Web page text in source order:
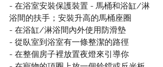
- 在浴室安裝保護裝置 - 馬桶和浴缸/淋
浴間的扶手；安裝升高的馬桶座圈
- 在浴缸/淋浴間內外使用防滑墊
- 從臥室到浴室有一條整潔的路徑
- 在整個房子裡放置夜燈來引導你